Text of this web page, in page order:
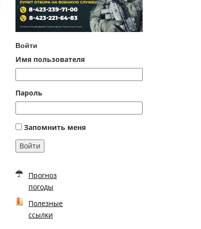
Войти
Имя пользователя
Пароль
Запомнить меня
Войти
Прогноз
погоды
Полезные
ссылки